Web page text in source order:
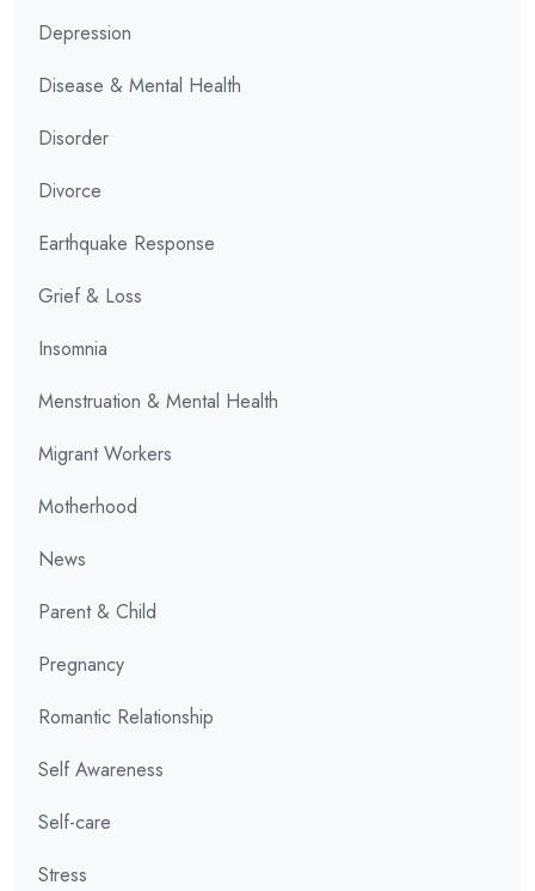
Depression
Disease & Mental Health
Disorder
Divorce
Earthquake Response
Grief & Loss
Insomnia
Menstruation & Mental Health
Migrant Workers
Motherhood
News
Parent & Child
Pregnancy
Romantic Relationship
Self Awareness
Self-care
Stress